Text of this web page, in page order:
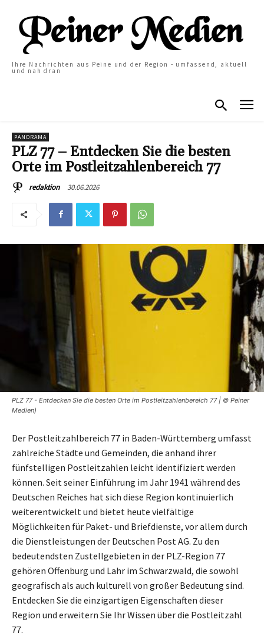
Ihre Nachrichten aus Peine und der Region - umfassend, aktuell
und nah dran
PANORAMA
PLZ 77 – Entdecken Sie die besten
Orte im Postleitzahlenbereich 77
redaktion 30.06.2026
PLZ 77 - Entdecken Sie die besten Orte im Postleitzahlenbereich 77 | © Peiner
Medien)
Der Postleitzahlbereich 77 in Baden-Württemberg umfasst
zahlreiche Städte und Gemeinden, die anhand ihrer
fünfstelligen Postleitzahlen leicht identifiziert werden
können. Seit seiner Einführung im Jahr 1941 während des
Deutschen Reiches hat sich diese Region kontinuierlich
weiterentwickelt und bietet heute vielfältige
Möglichkeiten für Paket- und Briefdienste, vor allem durch
die Dienstleistungen der Deutschen Post AG. Zu den
bedeutendsten Zustellgebieten in der PLZ-Region 77
gehören Offenburg und Lahr im Schwarzwald, die sowohl
geografisch als auch kulturell von großer Bedeutung sind.
Entdecken Sie die einzigartigen Eigenschaften dieser
Region und erweitern Sie Ihr Wissen über die Postleitzahl
77.